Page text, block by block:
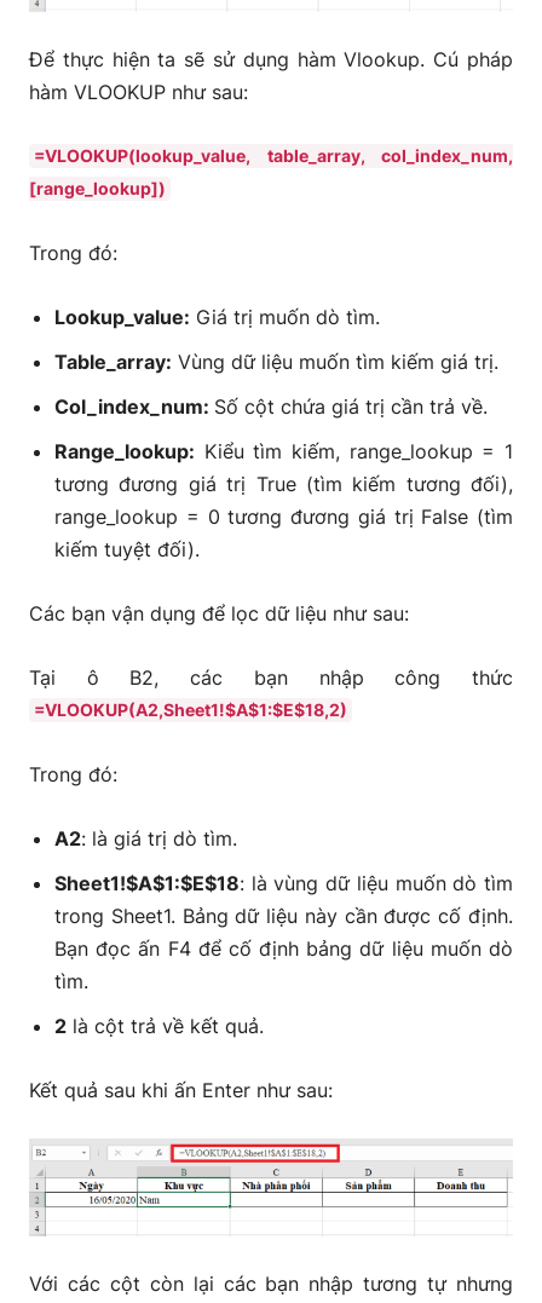
Để thực hiện ta sẽ sử dụng hàm Vlookup. Cú pháp
hàm VLOOKUP như sau:
=VLOOKUP(lookup_value, table_array, col_index_num,
[range_lookup])
Trong đó:
Lookup_value: Giá trị muốn dò tìm.
Table_array: Vùng dữ liệu muốn tìm kiếm giá trị.
Col_index_num: Số cột chứa giá trị cần trả về.
Range_lookup: Kiểu tìm kiếm, range_lookup = 1
tương đương giá trị True (tìm kiếm tương đối),
range_lookup = 0 tương đương giá trị False (tìm
kiếm tuyệt đối).
Các bạn vận dụng để lọc dữ liệu như sau:
Tại ô B2, các bạn nhập công thức
=VLOOKUP(A2,Sheet1!$A$1:$E$18,2)
Trong đó:
A2: là giá trị dò tìm.
Sheet1!$A$1:$E$18: là vùng dữ liệu muốn dò tìm
trong Sheet1. Bảng dữ liệu này cần được cố định.
Bạn đọc ấn F4 để cố định bảng dữ liệu muốn dò
tìm.
2 là cột trả về kết quả.
Kết quả sau khi ấn Enter như sau:
Với các cột còn lại các bạn nhập tương tự nhưng